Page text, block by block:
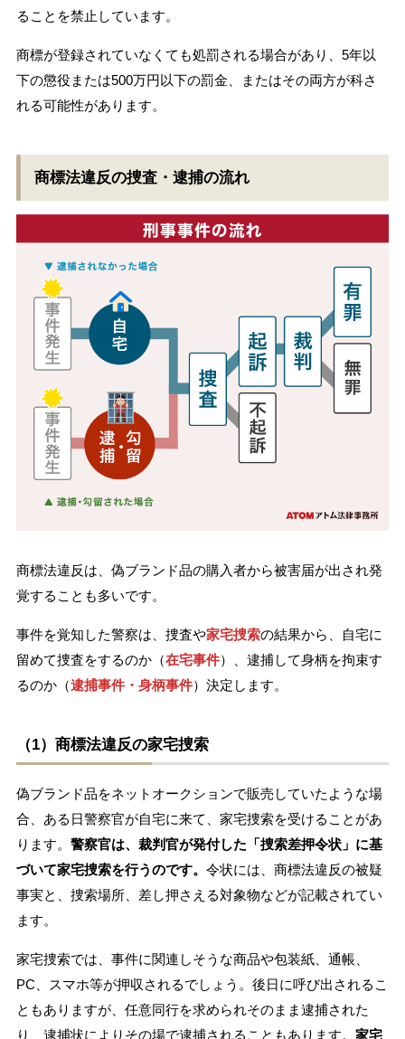
ることを禁止しています。
商標が登録されていなくても処罰される場合があり、5年以
下の懲役または500万円以下の罰金、またはその両方が科さ
れる可能性があります。
商標法違反の捜査・逮捕の流れ
商標法違反は、偽ブランド品の購入者から被害届が出され発
覚することも多いです。
事件を覚知した警察は、捜査や家宅捜索の結果から、自宅に
留めて捜査をするのか（在宅事件）、逮捕して身柄を拘束す
るのか（逮捕事件・身柄事件）決定します。
（1）商標法違反の家宅捜索
偽ブランド品をネットオークションで販売していたような場
合、ある日警察官が自宅に来て、家宅捜索を受けることがあ
ります。 警察官は、裁判官が発付した「捜索差押令状」に基
づいて家宅捜索を行うのです。 令状には、商標法違反の被疑
事実と、捜索場所、差し押さえる対象物などが記載されてい
ます。
家宅捜索では、事件に関連しそうな商品や包装紙、通帳、
PC、スマホ等が押収されるでしょう。後日に呼び出されるこ
ともありますが、任意同行を求められそのまま逮捕された
り、逮捕状によりその場で逮捕されることもあります。 家宅